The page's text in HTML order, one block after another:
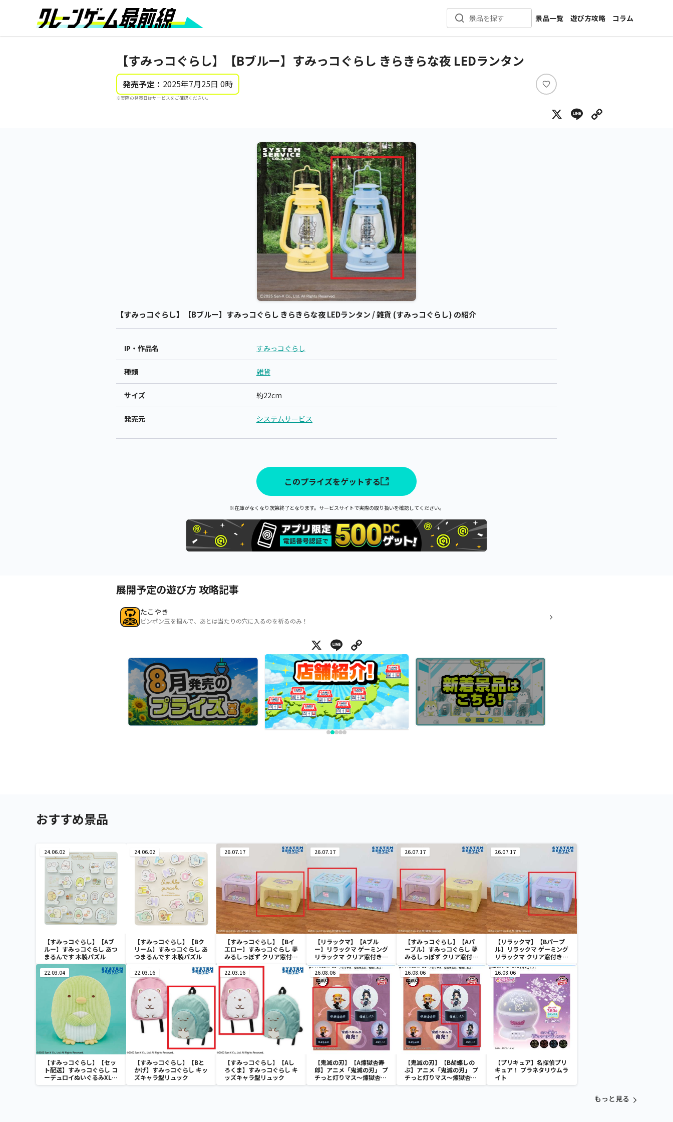
景品を探す
景品一覧
新着景品
メーカー一覧
遊び方攻略
コラム
インタビュー
【すみっコぐらし】【Bブルー】すみっコぐらし きらきらな夜 LEDランタン
発売予定： 2025年7月25日 0時
※実際の発売日はサービスをご確認ください。
い
ね
X Line
【すみっコぐらし】【Bブルー】すみっコぐらし きらきらな夜 LEDランタン / 雑貨 (すみっコぐらし) の紹介
IP・作品名 すみっコぐらし
種類 雑貨
サイズ 約22cm
発売元 システムサービス
このプライズをゲットする
※在庫がなくなり次第終了となります。サービスサイトで実際の取り扱いを確認してください。
展開予定の遊び方 攻略記事
たこやき
ピンポン玉を掴んで、あとは当たりの穴に入るのを祈るのみ！
X Line
おすすめ景品
24.06.02
【すみっコぐらし】【Aブ
ルー】すみっコぐらし あつ
まるんです 木製パズル
24.06.02
【すみっコぐらし】【Bク
リーム】すみっコぐらし あ
つまるんです 木製パズル
26.07.17
【すみっコぐらし】【Bイ
エロー】すみっコぐらし 夢
みるしっぽず クリア窓付き
収納ボックス
26.07.17
【リラックマ】【Aブル
ー】リラックマ ゲーミング
リラックマ クリア窓付き収
納ボックス
26.07.17
【すみっコぐらし】【Aパ
ープル】すみっコぐらし 夢
みるしっぽず クリア窓付き
収納ボックス
26.07.17
【リラックマ】【Bパープ
ル】リラックマ ゲーミング
リラックマ クリア窓付き収
納ボックス
22.03.04
【すみっコぐらし】【セッ
ト配送】すみっコぐらし コ
ーデュロイぬいぐるみXL
プレミアム ぺんぎん？
22.03.16
【すみっコぐらし】【Bと
かげ】すみっコぐらし キッ
ズキャラ型リュック
22.03.16
【すみっコぐらし】【Aし
ろくま】すみっコぐらし キ
ッズキャラ型リュック
26.08.06
【鬼滅の刃】【A煉獄杏寿
郎】アニメ「鬼滅の刃」 プ
チっと灯りマス～煉獄杏寿
郎・胡蝶しのぶ～
26.08.06
【鬼滅の刃】【B胡蝶しの
ぶ】アニメ「鬼滅の刃」 プ
チっと灯りマス～煉獄杏寿
郎・胡蝶しのぶ～
26.08.06
【プリキュア】名探偵プリ
キュア！ プラネタリウムラ
イト
もっと見る